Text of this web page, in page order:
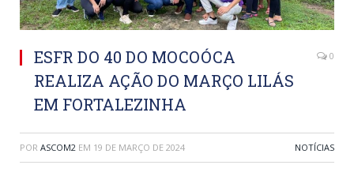
ESFR DO 40 DO MOCOÓCA
REALIZA AÇÃO DO MARÇO LILÁS
EM FORTALEZINHA
0
POR ASCOM2 EM 19 DE MARÇO DE 2024 NOTÍCIAS